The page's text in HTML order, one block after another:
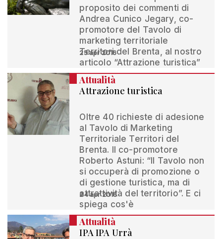
proposito dei commenti di
Andrea Cunico Jegary, co-
promotore del Tavolo di
marketing territoriale
Territori del Brenta, al nostro
articolo “Attrazione turistica”
25 apr 2016
Attualità
Attrazione turistica
Oltre 40 richieste di adesione
al Tavolo di Marketing
Territoriale Territori del
Brenta. Il co-promotore
Roberto Astuni: “Il Tavolo non
si occuperà di promozione o
di gestione turistica, ma di
attrattività del territorio”. E ci
spiega cos'è
24 apr 2016
Attualità
IPA IPA Urrà